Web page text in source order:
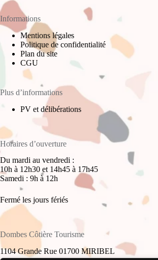
Informations
Mentions légales
Politique de confidentialité
Plan du site
CGU
Plus d’informations
PV et délibérations
Horaires d’ouverture
Du mardi au vendredi :
10h à 12h30 et 14h45 à 17h45
Samedi : 9h à 12h
Fermé les jours fériés
Dombes Côtière Tourisme
1104 Grande Rue 01700 MIRIBEL